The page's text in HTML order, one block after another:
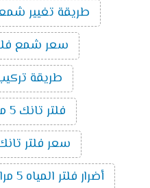
طريقة تغيير شمعة
سعر شمع
طريقة تركيب
فلتر تانك 5 مراحل باور بلس
سعر فلتر تانك 5 مراحل
أضرار فلتر المياه 5 مراحل